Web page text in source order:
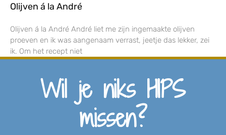
Olijven á la André
Olijven á la André André liet me zijn ingemaakte olijven
proeven en ik was aangenaam verrast, jeetje das lekker, zei
ik. Om het recept niet
Wil je niks HIPS
missen?